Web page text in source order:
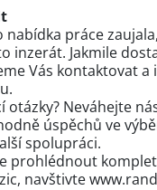
nabídka práce
inzerát. Jakmile
Vás kontaktovat
otázky? Neváhejte
úspěchů ve
spolupráci.
prohlédnout
navštivte